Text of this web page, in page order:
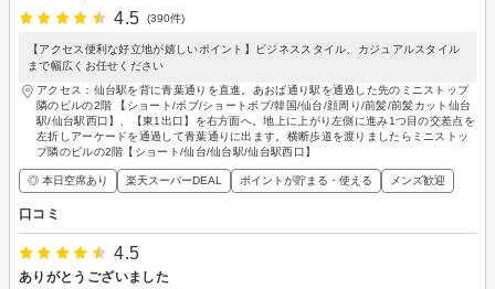
4.5
(390件)
【アクセス便利な好立地が嬉しいポイント】ビジネススタイル、カジュアルスタイル
まで幅広くお任せください
アクセス：仙台駅を背に青葉通りを直進。あおば通り駅を通過した先のミニストップ
隣のビルの2階 【ショート/ボブ/ショートボブ/韓国/仙台/顔周り/前髪/前髪カット仙台
駅/仙台駅西口】、【東1出口】を右方面へ。地上に上がり左側に進み1つ目の交差点を
左折しアーケードを通過して青葉通りに出ます。横断歩道を渡りましたらミニストッ
プ隣のビルの2階【ショート/仙台/仙台駅/仙台駅西口】
◎ 本日空席あり 楽天スーパーDEAL ポイントが貯まる・使える メンズ歓迎
口コミ
4.5
ありがとうございました